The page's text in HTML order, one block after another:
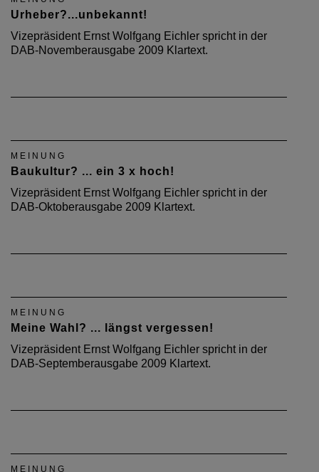
Urheber?...unbekannt!
Vizepräsident Ernst Wolfgang Eichler spricht in der
DAB-Novemberausgabe 2009 Klartext.
MEINUNG
Baukultur? ... ein 3 x hoch!
Vizepräsident Ernst Wolfgang Eichler spricht in der
DAB-Oktoberausgabe 2009 Klartext.
MEINUNG
Meine Wahl? ... längst vergessen!
Vizepräsident Ernst Wolfgang Eichler spricht in der
DAB-Septemberausgabe 2009 Klartext.
MEINUNG